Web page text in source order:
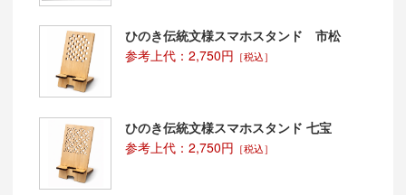
ひのき伝統文様スマホスタンド 市松
参考上代：2,750円 ［税込］
ひのき伝統文様スマホスタンド 七宝
参考上代：2,750円 ［税込］